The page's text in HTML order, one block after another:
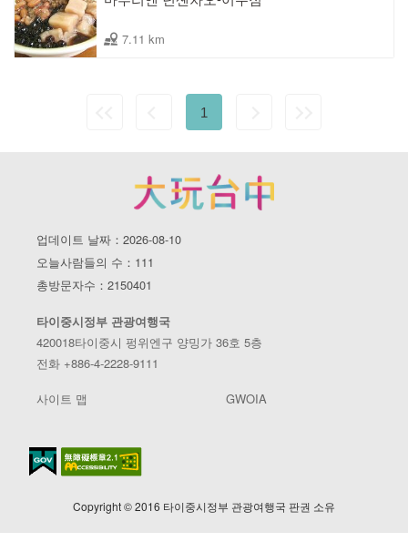
7.11 km
1
업데이트 날짜：2026-08-10
오늘사람들의 수：111
총방문자수：2150401
타이중시정부 관광여행국
420018타이중시 펑위엔구 양밍가 36호 5층
전화 +886-4-2228-9111
사이트 맵 GWOIA
Copyright © 2016 타이중시정부 관광여행국 판권 소유